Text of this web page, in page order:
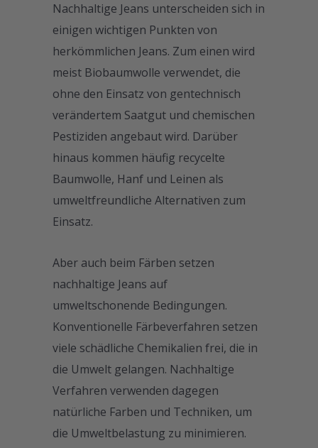
Nachhaltige Jeans unterscheiden sich in
einigen wichtigen Punkten von
herkömmlichen Jeans. Zum einen wird
meist Biobaumwolle verwendet, die
ohne den Einsatz von gentechnisch
verändertem Saatgut und chemischen
Pestiziden angebaut wird. Darüber
hinaus kommen häufig recycelte
Baumwolle, Hanf und Leinen als
umweltfreundliche Alternativen zum
Einsatz.
Aber auch beim Färben setzen
nachhaltige Jeans auf
umweltschonende Bedingungen.
Konventionelle Färbeverfahren setzen
viele schädliche Chemikalien frei, die in
die Umwelt gelangen. Nachhaltige
Verfahren verwenden dagegen
natürliche Farben und Techniken, um
die Umweltbelastung zu minimieren.